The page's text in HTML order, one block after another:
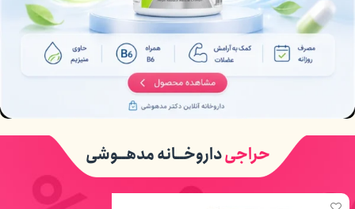
حراجیداروخــانه مدهــوشی